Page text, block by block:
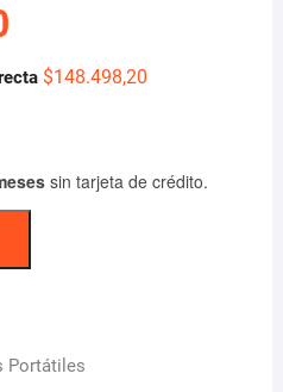
$148.498,20
sin tarjeta de crédito.
Portátiles